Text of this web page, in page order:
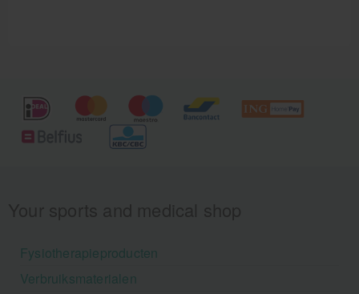
Fysiotherapieproducten
Verbruiksmaterialen